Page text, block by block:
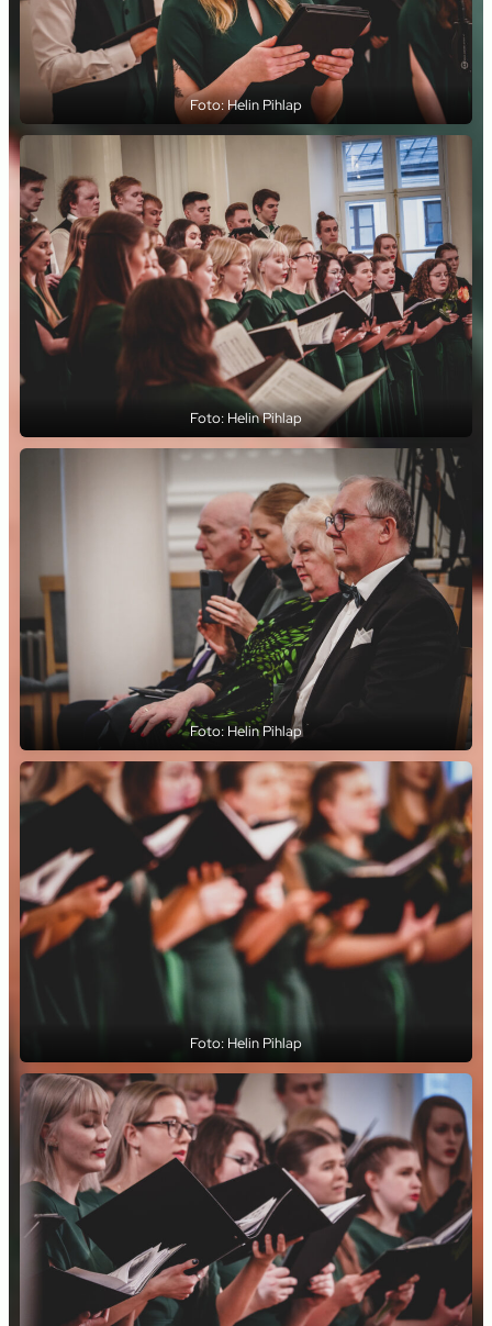
Foto: Helin Pihlap
Foto: Helin Pihlap
Foto: Helin Pihlap
Foto: Helin Pihlap